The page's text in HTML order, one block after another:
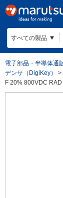
電子部品・半導体通
デンサ（DigiKey）
>
F 20% 800VDC RAD